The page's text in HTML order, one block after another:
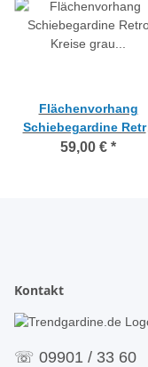
Flächenvorhang
Schiebegardine Retro
Kreise grau anthrazit
59,00 € *
Kontakt
☏ 09901 / 33 60